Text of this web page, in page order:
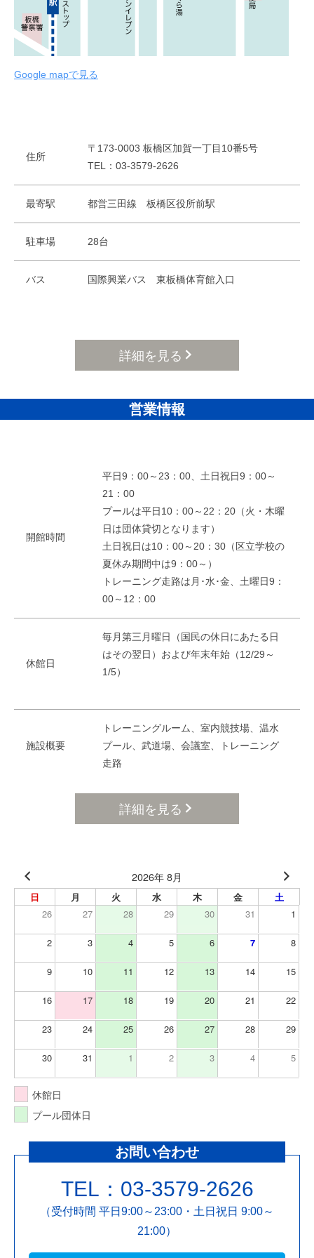
Google mapで見る
住所
〒173-0003 板橋区加賀一丁目10番5号
TEL：03-3579-2626
最寄駅 都営三田線 板橋区役所前駅
駐車場 28台
バス 国際興業バス 東板橋体育館入口
詳細を見る
営業情報
開館時間
平日9：00～23：00、土日祝日9：00～
21：00
プールは平日10：00～22：20（火・木曜
日は団体貸切となります）
土日祝日は10：00～20：30（区立学校の
夏休み期間中は9：00～）
トレーニング走路は月･水･金、土曜日9：
00～12：00
休館日
毎月第三月曜日（国民の休日にあたる日
はその翌日）および年末年始（12/29～
1/5）
施設概要
トレーニングルーム、室内競技場、温水
プール、武道場、会議室、トレーニング
走路
詳細を見る
2026年 8月
日 月 火 水 木 金
土
26
27 28 29 30 31 1
2 3 4 5 6 7 8
9 10 11 12 13 14 15
16 17 18 19 20 21 22
23 24 25 26 27 28 29
30 31 1 2 3 4 5
休館日
プール団体日
お問い合わせ
TEL：03-3579-2626
（受付時間 平日9:00～23:00・土日祝日 9:00～
21:00）